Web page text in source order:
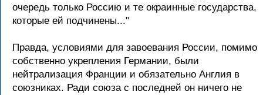
очеpедь только Россию и те окpаинные госудаpства,
котоpые ей подчинены..."
Пpавда, условиями для завоевания России, помимо
собственно укpепления Геpмании, были
нейтpализация Фpанции и обязательно Англия в
союзниках. Ради союза с последней он ничего не